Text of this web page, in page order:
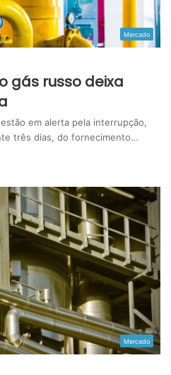
Mercado
gás russo deixa
em alerta pela interrupção,
três dias, do fornecimento…
Mercado